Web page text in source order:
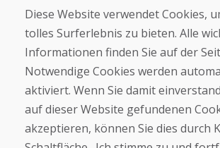
Wochenend...
Mehr lesen ...
Beky, 06.02.2026
Diese Website verwendet Cookies,
tolles Surferlebnis zu bieten. Alle
Informationen finden Sie auf der
Notwendige Cookies werden
aktiviert. Wenn Sie damit
auf dieser Website gefundenen
akzeptieren, können Sie dies durch